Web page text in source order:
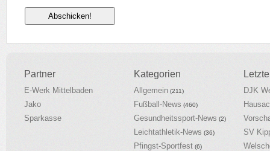
Partner
E-Werk Mittelbaden
Jako
Sparkasse
Kategorien
Allgemein (211)
Fußball-News (460)
Gesundheitssport-News (2)
Leichtathletik-News (36)
Pfingst-Sportfest (6)
DJK
SV